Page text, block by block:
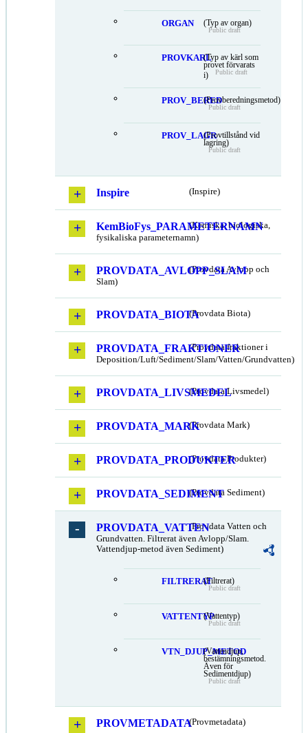
ORGAN (Typ av organ)
Public draft
PROVKARL(Typ av kärl som
provet förvarats
i)
Public draft
PROV_BERED(Provberedningsmetod)
Public draft
PROV_LAGR(Provtillstånd vid
lagring)
Public draft
Inspire (Inspire)
KemBioFys_PARAMETERNAMN
(Kemiska, biologiska,
fysikaliska parameternamn)
PROVDATA_AVLOPP_SLAM
(Provdata Avlopp och
Slam)
PROVDATA_BIOTA(Provdata Biota)
PROVDATA_FRAKTIONER
(Provdata fraktioner i
Deposition/Luft/Sediment/Slam/Vatten/Grundvatten)
PROVDATA_LIVSMEDEL
(Provdata Livsmedel)
PROVDATA_MARK(Provdata Mark)
PROVDATA_PRODUKTER
(Provdata Produkter)
PROVDATA_SEDIMENT(Provdata Sediment)
PROVDATA_VATTEN(Provdata Vatten och
Grundvatten. Filtrerat även Avlopp/Slam.
Vattendjup-metod även Sediment)
FILTRERAT(Filtrerat)
Public draft
VATTENTYP(Vattentyp)
Public draft
VTN_DJUP_METOD
(Vattendjup,
bestämningsmetod.
Även för
Sedimentdjup)
Public draft
PROVMETADATA(Provmetadata)